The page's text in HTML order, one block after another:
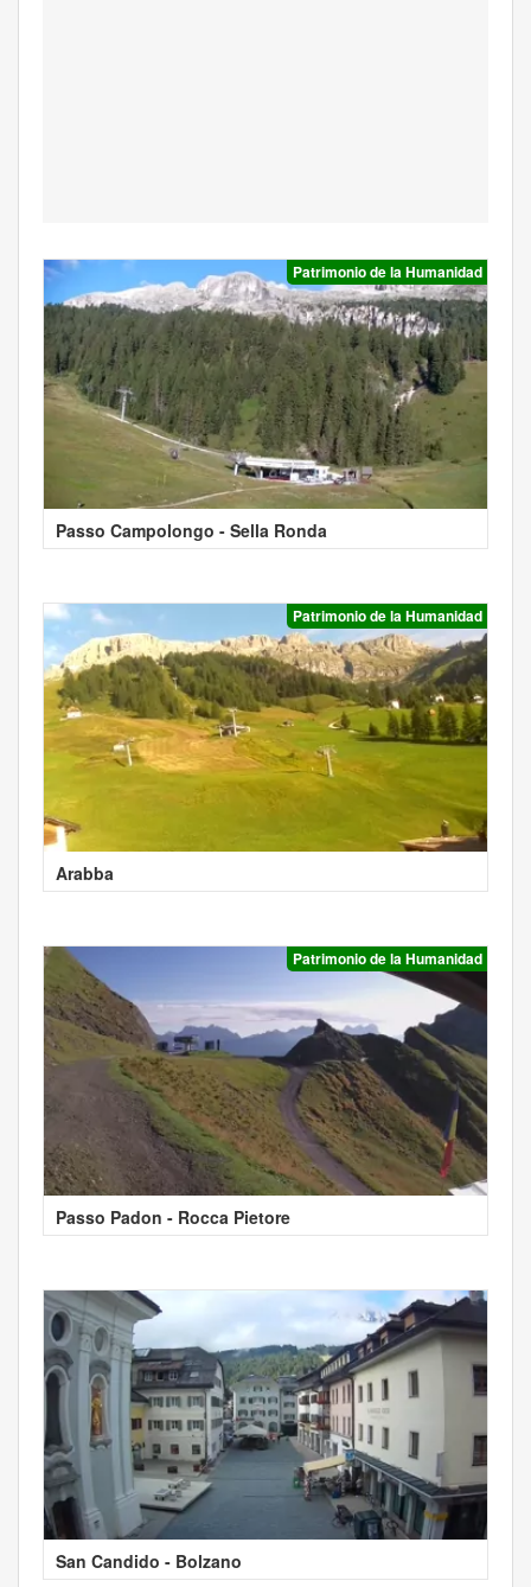
Patrimonio de la Humanidad
Passo Campolongo - Sella Ronda
Patrimonio de la Humanidad
Arabba
Patrimonio de la Humanidad
Passo Padon - Rocca Pietore
San Candido - Bolzano